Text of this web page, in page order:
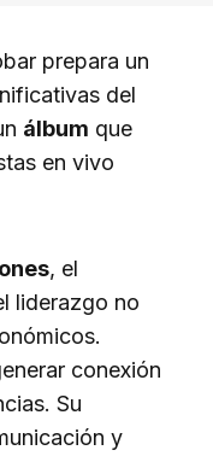
prepara un
del
álbum que
en vivo
, el
liderazgo no
conexión
Su
y